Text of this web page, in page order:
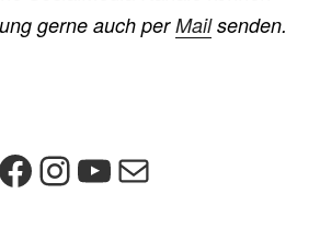
gerne auch perMailsenden.
Facebook
Instagram
YouTube
E-Mail